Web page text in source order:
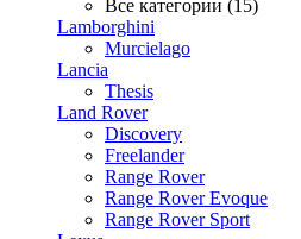
Все категории (15)
Lamborghini
Murcielago
Lancia
Thesis
Land Rover
Discovery
Freelander
Range Rover
Range Rover Evoque
Range Rover Sport